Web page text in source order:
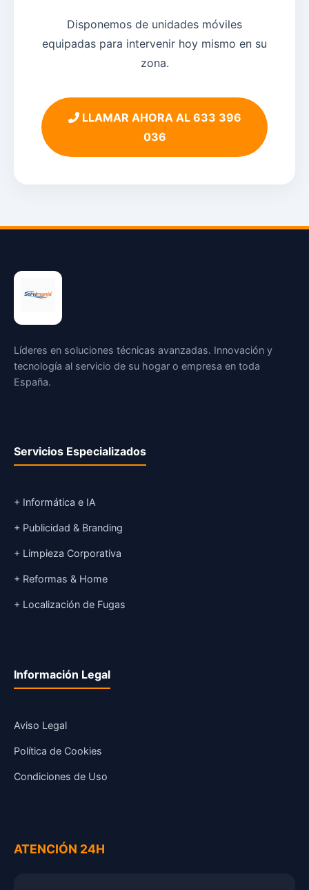
Disponemos de unidades móviles
equipadas para intervenir hoy mismo en su
zona.
LLAMAR AHORA AL 633 396
036
Líderes en soluciones técnicas avanzadas. Innovación y
tecnología al servicio de su hogar o empresa en toda
España.
Servicios Especializados
+ Informática e IA
+ Publicidad & Branding
+ Limpieza Corporativa
+ Reformas & Home
+ Localización de Fugas
Información Legal
Aviso Legal
Política de Cookies
Condiciones de Uso
ATENCIÓN 24H